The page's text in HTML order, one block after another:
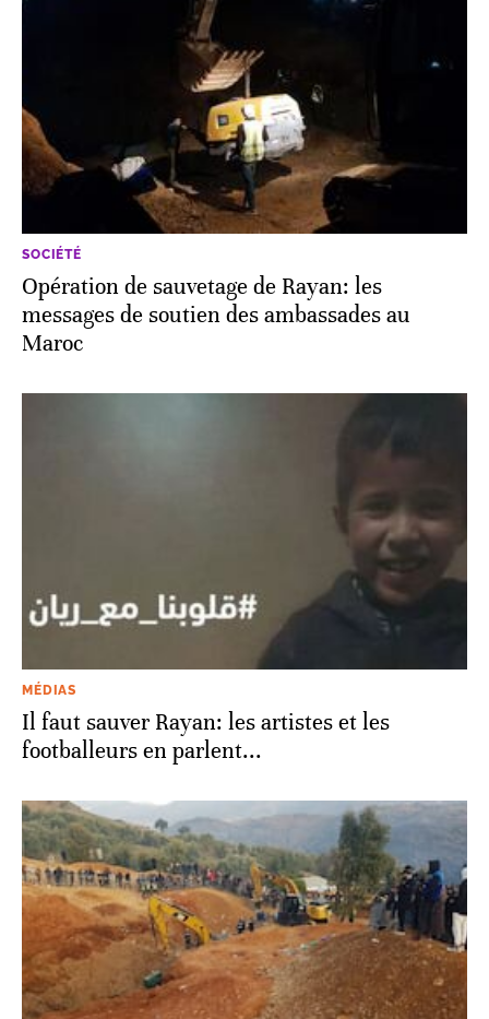
SOCIÉTÉ
Opération de sauvetage de Rayan: les
messages de soutien des ambassades au
Maroc
MÉDIAS
Il faut sauver Rayan: les artistes et les
footballeurs en parlent...